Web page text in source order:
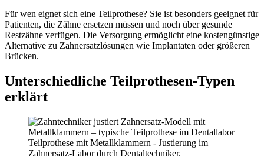
Für wen eignet sich eine Teilprothese? Sie ist besonders geeignet für
Patienten, die Zähne ersetzen müssen und noch über gesunde
Restzähne verfügen. Die Versorgung ermöglicht eine kostengünstige
Alternative zu Zahnersatzlösungen wie Implantaten oder größeren
Brücken.
Unterschiedliche Teilprothesen‑Typen
erklärt
Teilprothese mit Metallklammern - Justierung im
Zahnersatz-Labor durch Dentaltechniker.